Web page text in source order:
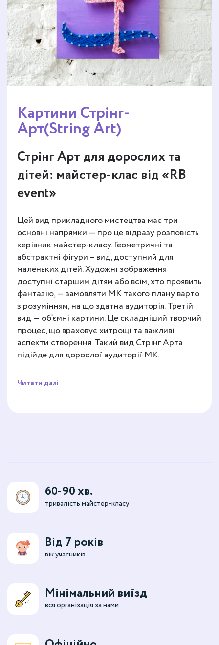
Картини Стрінг-
Арт(String Art)
Стрінг Арт для дорослих та
дітей: майстер-клас від «RB
event»
Цей вид прикладного мистецтва має три
основні напрямки — про це відразу розповість
керівник майстер-класу. Геометричні та
абстрактні фігури – вид, доступний для
маленьких дітей. Художні зображення
доступні старшим дітям або всім, хто проявить
фантазію, — замовляти МК такого плану варто
з розумінням, на що здатна аудиторія. Третій
вид — об’ємні картини. Це складніший творчий
процес, що враховує хитрощі та важливі
аспекти створення. Такий вид Стрінг Арта
підійде для дорослої аудиторії МК.
Читати далі
60-90 хв.
тривалість майстер-класу
Від 7 років
вік учасників
Мінімальний виїзд
вся організація за нами